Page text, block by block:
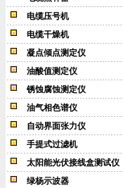
电缆压号机
电缆干燥机
凝点倾点测定仪
油酸值测定仪
锈蚀腐蚀测定仪
油气相色谱仪
自动界面张力仪
手提式过滤机
太阳能光伏接线盒测试仪
绿杨示波器